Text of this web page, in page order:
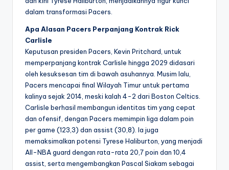
dalam transformasi Pacers.
Apa Alasan Pacers Perpanjang Kontrak Rick
Carlisle
Keputusan presiden Pacers, Kevin Pritchard, untuk
memperpanjang kontrak Carlisle hingga 2029 didasari
oleh kesuksesan tim di bawah asuhannya. Musim lalu,
Pacers mencapai final Wilayah Timur untuk pertama
kalinya sejak 2014, meski kalah 4-2 dari Boston Celtics.
Carlisle berhasil membangun identitas tim yang cepat
dan ofensif, dengan Pacers memimpin liga dalam poin
per game (123,3) dan assist (30,8). Ia juga
memaksimalkan potensi Tyrese Haliburton, yang menjadi
All-NBA guard dengan rata-rata 20,7 poin dan 10,4
assist, serta mengembangkan Pascal Siakam sebagai